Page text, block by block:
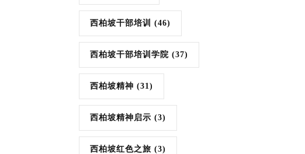
西柏坡干部培训 (46)
西柏坡干部培训学院 (37)
西柏坡精神 (31)
西柏坡精神启示 (3)
西柏坡红色之旅 (3)